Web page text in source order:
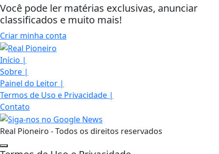
Você pode ler matérias exclusivas, anunciar
classificados e muito mais!
Criar minha conta
Início |
Sobre |
Painel do Leitor |
Termos de Uso e Privacidade |
Contato
Real Pioneiro - Todos os direitos reservados